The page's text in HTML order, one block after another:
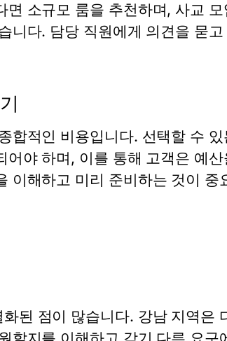
소규모 룸을 추천하며, 사교
니다. 담당 직원에게 의견을 묻
합적인 비용입니다. 선택할 수
야 하며, 이를 통해 고객은 예
이해하고 미리 준비하는 것이 중
된 점이 많습니다. 강남 지역은